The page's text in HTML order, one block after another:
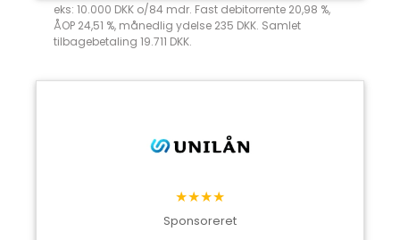
eks: 10.000 DKK o/84 mdr. Fast debitorrente 20,98 %,
ÅOP 24,51 %, månedlig ydelse 235 DKK. Samlet
tilbagebetaling 19.711 DKK.
★★★★
Sponsoreret